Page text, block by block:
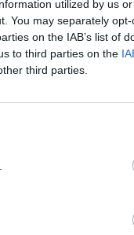
utilized by us
You may separately
on the IAB’s list of
to third parties on the
third parties.
de
de la